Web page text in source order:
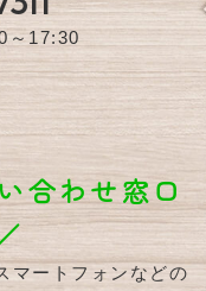
～17:30
合わせ窓口
マートフォンなどの